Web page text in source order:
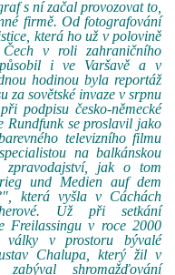
s ní začal provozovat to,
firmě. Od fotografování
která ho už v polovině
v roli zahraničního
působil i ve Varšavě a v
hodinou byla reportáž
za sovětské invaze v srpnu
podpisu česko-německé
Rundfunk se proslavil jako
televizního filmu
na balkánskou
zpravodajství, jak o tom
und Medien auf dem
která vyšla v Cáchách
Už při setkání
Freilassingu v roce 2000
v prostoru bývalé
Chalupa, který žil v
shromažďování